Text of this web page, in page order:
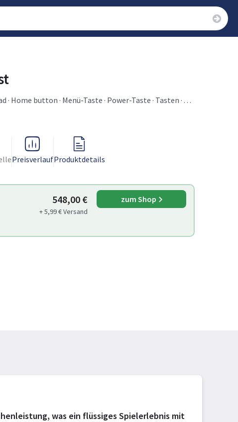
Home button · Menü-Taste · Power-Taste · Tasten ·
PreisverlaufProduktdetails
548,00 €
+ 5,99 € Versand
zum Shop
was ein flüssiges Spielerlebnis mit